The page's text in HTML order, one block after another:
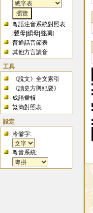
粵語注音系統對照表
[聲母 |韻母 |聲調]
普通話音節表
其他方言讀音
工具
《說文》全文索引
《讀史方輿紀要》
成語彙輯
繁簡對照表
設定
冷僻字:
粵音系統: